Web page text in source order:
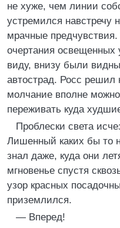
не хуже, чем линии
устремился навстречу
мрачные
очертания освещенных
виду, внизу были
автострад. Росс решил
молчание вполне
переживать куда
Проблески света
Лишенный каких бы то
знал даже, куда они
мгновенье спустя
узор красных
приземлился.
— Вперед!